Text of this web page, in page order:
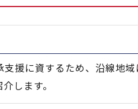
援に資するため、沿線地域
します。